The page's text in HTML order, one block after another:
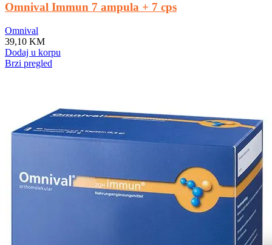
Omnival Immun 7 ampula + 7 cps
Omnival
39,10 KM
Dodaj u korpu
Brzi pregled